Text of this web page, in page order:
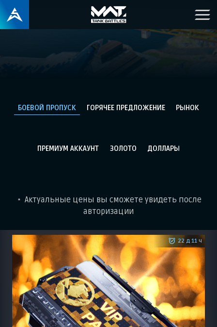
БОЕВОЙ ПРОПУСК ГОРЯЧЕЕ ПРЕДЛОЖЕНИЕ РЫНОК
ПРЕМИУМ АККАУНТ ЗОЛОТО ДОЛЛАРЫ
* Актуальные цены вы сможете увидеть после
авторизации
22 д 11 ч